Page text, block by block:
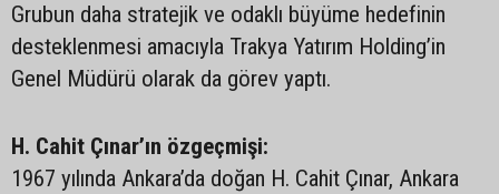
Grubun daha stratejik ve odaklı büyüme hedefinin
desteklenmesi amacıyla Trakya Yatırım Holding’in
Genel Müdürü olarak da görev yaptı.
H. Cahit Çınar’ın özgeçmişi:
1967 yılında Ankara’da doğan H. Cahit Çınar, Ankara